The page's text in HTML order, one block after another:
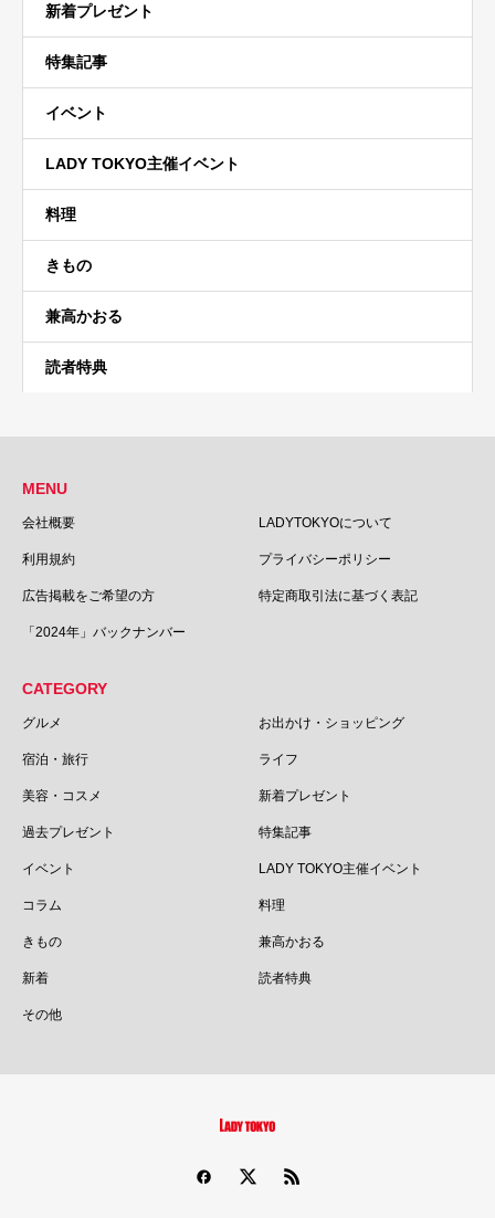
新着プレゼント
特集記事
イベント
LADY TOKYO主催イベント
料理
きもの
兼高かおる
読者特典
MENU
会社概要 LADYTOKYOについて
利用規約 プライバシーポリシー
広告掲載をご希望の方 特定商取引法に基づく表記
「2024年」バックナンバー
CATEGORY
グルメ お出かけ・ショッピング
宿泊・旅行 ライフ
美容・コスメ 新着プレゼント
過去プレゼント 特集記事
イベント LADY TOKYO主催イベント
コラム 料理
きもの 兼高かおる
新着 読者特典
その他